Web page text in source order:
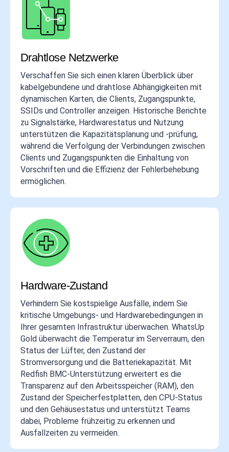
Drahtlose Netzwerke
Verschaffen Sie sich einen klaren Überblick über
kabelgebundene und drahtlose Abhängigkeiten mit
dynamischen Karten, die Clients, Zugangspunkte,
SSIDs und Controller anzeigen. Historische Berichte
zu Signalstärke, Hardwarestatus und Nutzung
unterstützen die Kapazitätsplanung und -prüfung,
während die Verfolgung der Verbindungen zwischen
Clients und Zugangspunkten die Einhaltung von
Vorschriften und die Effizienz der Fehlerbehebung
ermöglichen.
Hardware-Zustand
Verhindern Sie kostspielige Ausfälle, indem Sie
kritische Umgebungs- und Hardwarebedingungen in
Ihrer gesamten Infrastruktur überwachen. WhatsUp
Gold überwacht die Temperatur im Serverraum, den
Status der Lüfter, den Zustand der
Stromversorgung und die Batteriekapazität. Mit
Redfish BMC-Unterstützung erweitert es die
Transparenz auf den Arbeitsspeicher (RAM), den
Zustand der Speicherfestplatten, den CPU-Status
und den Gehäusestatus und unterstützt Teams
dabei, Probleme frühzeitig zu erkennen und
Ausfallzeiten zu vermeiden.